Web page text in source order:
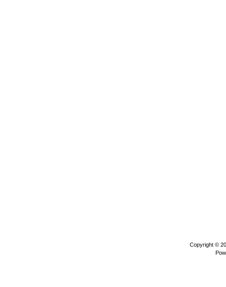
Copyright ©